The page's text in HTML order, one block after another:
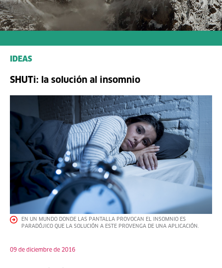
IDEAS
SHUTi: la solución al insomnio
EN UN MUNDO DONDE LAS PANTALLA PROVOCAN EL INSOMNIO ES
PARADÓJICO QUE LA SOLUCIÓN A ESTE PROVENGA DE UNA APLICACIÓN.
09 de diciembre de 2016